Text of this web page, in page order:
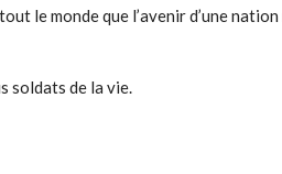
le monde que l’avenir d’une
soldats de la vie.